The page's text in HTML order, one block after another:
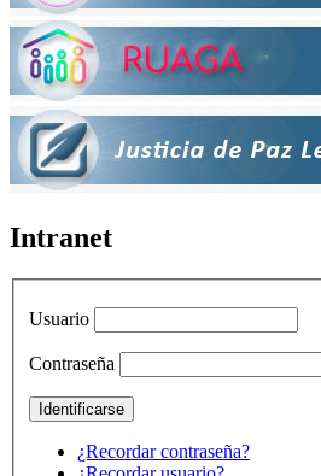
Intranet
Usuario
Contraseña
¿Recordar contraseña?